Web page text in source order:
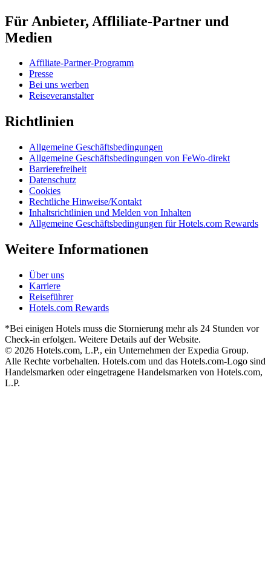
Für Anbieter, Affliliate-Partner und
Medien
Affiliate-Partner-Programm
Presse
Bei uns werben
Reiseveranstalter
Richtlinien
Allgemeine Geschäftsbedingungen
Allgemeine Geschäftsbedingungen von FeWo-direkt
Barrierefreiheit
Datenschutz
Cookies
Rechtliche Hinweise/Kontakt
Inhaltsrichtlinien und Melden von Inhalten
Allgemeine Geschäftsbedingungen für Hotels.com Rewards
Weitere Informationen
Über uns
Karriere
Reiseführer
Hotels.com Rewards
*Bei einigen Hotels muss die Stornierung mehr als 24 Stunden vor
Check-in erfolgen. Weitere Details auf der Website.
© 2026 Hotels.com, L.P., ein Unternehmen der Expedia Group.
Alle Rechte vorbehalten. Hotels.com und das Hotels.com-Logo sind
Handelsmarken oder eingetragene Handelsmarken von Hotels.com,
L.P.